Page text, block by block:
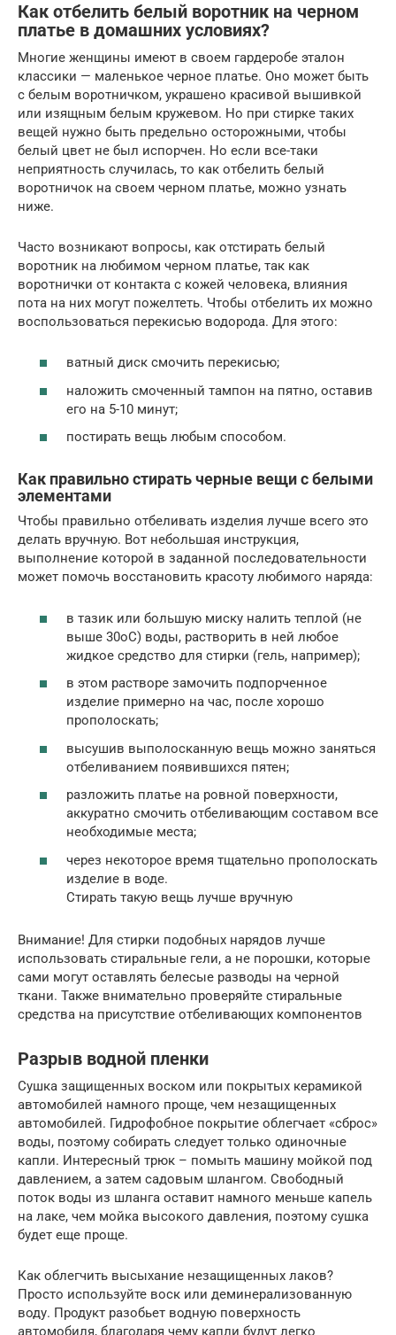
Как отбелить белый воротник на черном
платье в домашних условиях?
Многие женщины имеют в своем гардеробе эталон
классики — маленькое черное платье. Оно может быть
с белым воротничком, украшено красивой вышивкой
или изящным белым кружевом. Но при стирке таких
вещей нужно быть предельно осторожными, чтобы
белый цвет не был испорчен. Но если все-таки
неприятность случилась, то как отбелить белый
воротничок на своем черном платье, можно узнать
ниже.
Часто возникают вопросы, как отстирать белый
воротник на любимом черном платье, так как
воротнички от контакта с кожей человека, влияния
пота на них могут пожелтеть. Чтобы отбелить их можно
воспользоваться перекисью водорода. Для этого:
ватный диск смочить перекисью;
наложить смоченный тампон на пятно, оставив
его на 5-10 минут;
постирать вещь любым способом.
Как правильно стирать черные вещи с белыми
элементами
Чтобы правильно отбеливать изделия лучше всего это
делать вручную. Вот небольшая инструкция,
выполнение которой в заданной последовательности
может помочь восстановить красоту любимого наряда:
в тазик или большую миску налить теплой (не
выше 30оС) воды, растворить в ней любое
жидкое средство для стирки (гель, например);
в этом растворе замочить подпорченное
изделие примерно на час, после хорошо
прополоскать;
высушив выполосканную вещь можно заняться
отбеливанием появившихся пятен;
разложить платье на ровной поверхности,
аккуратно смочить отбеливающим составом все
необходимые места;
через некоторое время тщательно прополоскать
изделие в воде.
Стирать такую вещь лучше вручную
Внимание! Для стирки подобных нарядов лучше
использовать стиральные гели, а не порошки, которые
сами могут оставлять белесые разводы на черной
ткани. Также внимательно проверяйте стиральные
средства на присутствие отбеливающих компонентов
Разрыв водной пленки
Сушка защищенных воском или покрытых керамикой
автомобилей намного проще, чем незащищенных
автомобилей. Гидрофобное покрытие облегчает «сброс»
воды, поэтому собирать следует только одиночные
капли. Интересный трюк – помыть машину мойкой под
давлением, а затем садовым шлангом. Свободный
поток воды из шланга оставит намного меньше капель
на лаке, чем мойка высокого давления, поэтому сушка
будет еще проще.
Как облегчить высыхание незащищенных лаков?
Просто используйте воск или деминерализованную
воду. Продукт разобьет водную поверхность
автомобиля, благодаря чему капли будут легко